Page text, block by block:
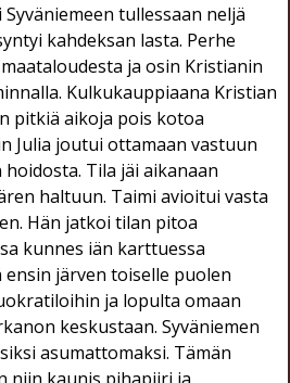
tullessaan neljä
kahdeksan lasta. Perhe
ja osin Kristianin
Kulkukauppiaana Kristian
pitkiä aikoja pois kotoa
Julia joutui ottamaan vastuun
Tila jäi aikanaan
haltuun. Taimi avioitui vasta
Hän jatkoi tilan pitoa
kunnes iän karttuessa
ensin järven toiselle puolen
ja lopulta omaan
keskustaan. Syväniemen
asumattomaksi. Tämän
niin kaunis pihapiiri ja